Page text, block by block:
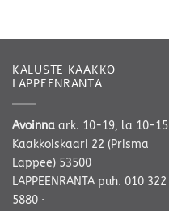
KALUSTE KAAKKO
LAPPEENRANTA
Avoinna ark. 10-19, la 10-15
Kaakkoiskaari 22 (Prisma
Lappee) 53500
LAPPEENRANTA puh. 010 322
5880 ·